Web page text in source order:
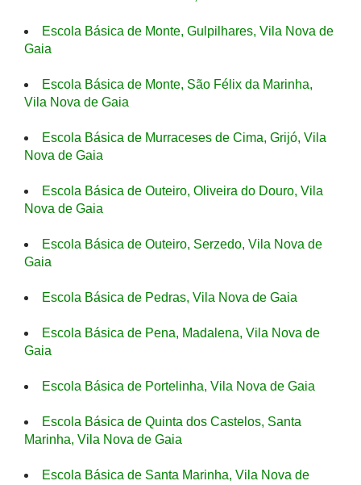
Escola Básica de Monte, Gulpilhares, Vila Nova de
Gaia
Escola Básica de Monte, São Félix da Marinha,
Vila Nova de Gaia
Escola Básica de Murraceses de Cima, Grijó, Vila
Nova de Gaia
Escola Básica de Outeiro, Oliveira do Douro, Vila
Nova de Gaia
Escola Básica de Outeiro, Serzedo, Vila Nova de
Gaia
Escola Básica de Pedras, Vila Nova de Gaia
Escola Básica de Pena, Madalena, Vila Nova de
Gaia
Escola Básica de Portelinha, Vila Nova de Gaia
Escola Básica de Quinta dos Castelos, Santa
Marinha, Vila Nova de Gaia
Escola Básica de Santa Marinha, Vila Nova de